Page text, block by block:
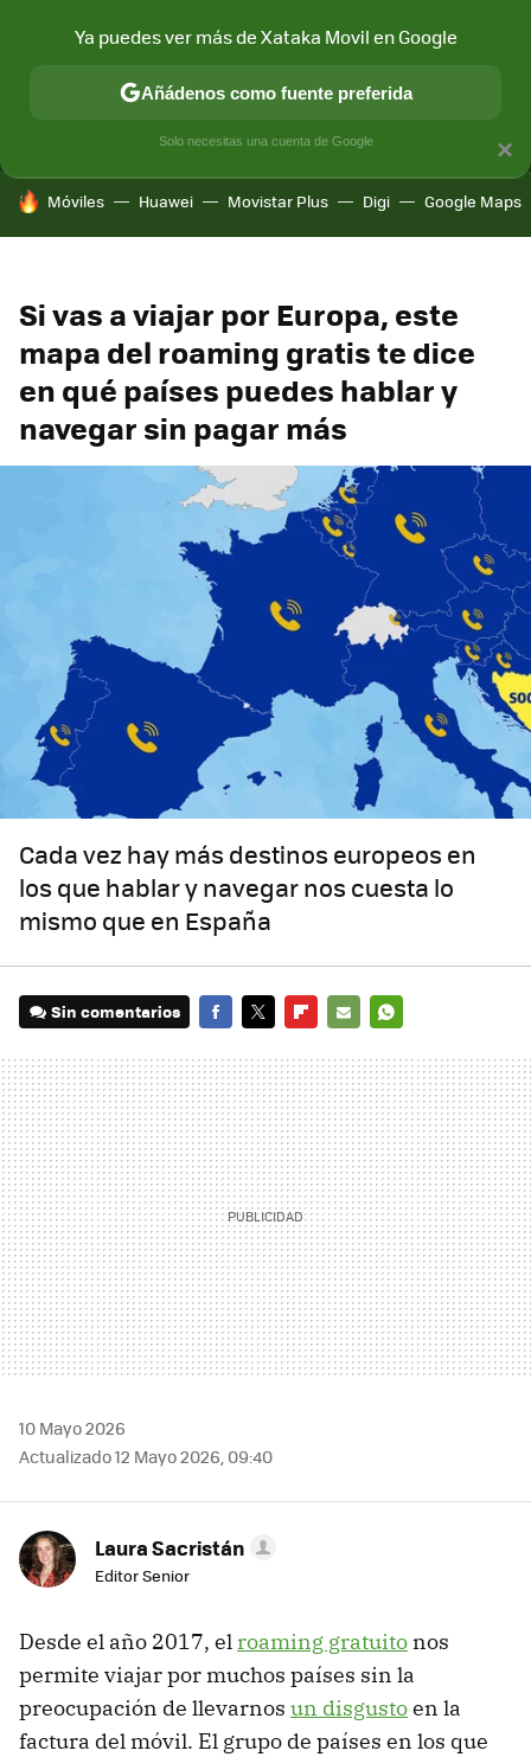
MÓVIL Y SOCIEDAD APLICACIONES
HOY SE HABLA DE
Móviles Huawei Movistar Plus Digi Google Maps
Si vas a viajar por Europa, este
mapa del roaming gratis te dice
en qué países puedes hablar y
navegar sin pagar más
Cada vez hay más destinos europeos en
los que hablar y navegar nos cuesta lo
mismo que en España
Sin comentarios
MAIL
10 Mayo 2026
Actualizado 12 Mayo 2026, 09:40
Laura Sacristán
Editor Senior
Desde el año 2017, el roaming gratuito nos
permite viajar por muchos países sin la
preocupación de llevarnos un disgustoen la
factura del móvil. El grupo de países en los que
×
Ya puedes ver más de Xataka Movil en Google
Añádenos como fuente preferida
Solo necesitas una cuenta de Google